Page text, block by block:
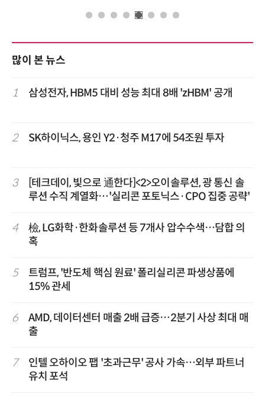
많이 본 뉴스
1 삼성전자, HBM5 대비 성능 최대 8배 'zHBM' 공개
2 SK하이닉스, 용인 Y2·청주 M17에 54조원 투자
3
[테크데이, 빛으로 通한다]<2>오이솔루션, 광 통신 솔
루션 수직 계열화…'실리콘 포토닉스·CPO 집중 공략'
4
檢, LG화학·한화솔루션 등 7개사 압수수색…담합 의
혹
5
트럼프, '반도체 핵심 원료' 폴리실리콘 파생상품에
15% 관세
6
AMD, 데이터센터 매출 2배 급증…2분기 사상 최대 매
출
7
인텔 오하이오 팹 '초과근무' 공사 가속…외부 파트너
유치 포석